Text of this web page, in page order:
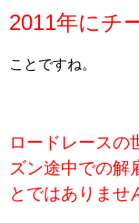
2011年にチ
ことですね。
ロードレースの
ズン途中での解
とではありませ